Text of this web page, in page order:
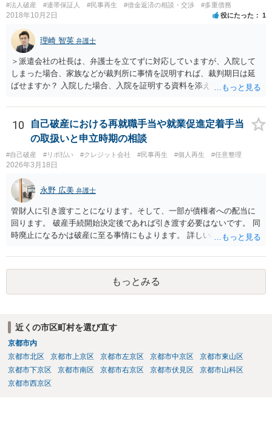
#法人破産 #連帯保証人 #民事再生 #借金返済の相談・交渉 #多重債務
2018年10月2日 役にたった 1
理崎 智英 弁護士
＞派遣会社の社長は、弁護士を立てずに対応していますが、入院して
しまった場合、家族などが裁判所に事情を説明すれば、裁判期日は延
ばせますか？ 入院した場合、入院を証明する資料を添えて、裁判所に
書けない、意識が無い場合など、弁護士ではなく家族などの代理人が
裁判延期を申請できますか？ ご家族であっても訴訟代理権はありませ
んので、ご本人に代わって裁判延期の申請することは出来ません。た
だ、事実上、裁判所に対して事情を説明すれば、裁判手続は中止され
ると思います。 ＞本人が出廷できないことを理由に、財産の差し押さ
えなどされることはございますでしょうか？ ご本人の状態が回復する
までの間は裁判が中止されるでしょうから、そのような心配はないと
思います。
10
自己破産における再就職手当や就業促進定着手当
の取扱いと申立時期の相談
#自己破産 #リボ払い #クレジット会社 #民事再生 #個人再生 #任意整理
2026年3月18日
永野 広美 弁護士
管財人に引き渡すことになります。そして、一部が債権者への配当に
回ります。 破産手続開始決定後であれば引き渡す必要はないです。 同
時廃止になるかは破産に至る事情にもよります。 詳しい話はお問い合
もっとみる
近くの市区町村を選び直す
京都市内
京都市北区
京都市上京区 京都市左京区 京都市中京区
京都市東山区
京都市下京区
京都市南区 京都市右京区 京都市伏見区
京都市山科区
京都市西京区